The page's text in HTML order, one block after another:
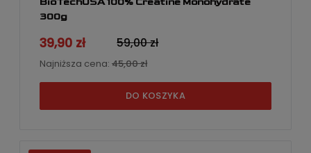
300g
39,90 zł 59,00 zł
Najniższa cena: 45,00 zł
DO KOSZYKA